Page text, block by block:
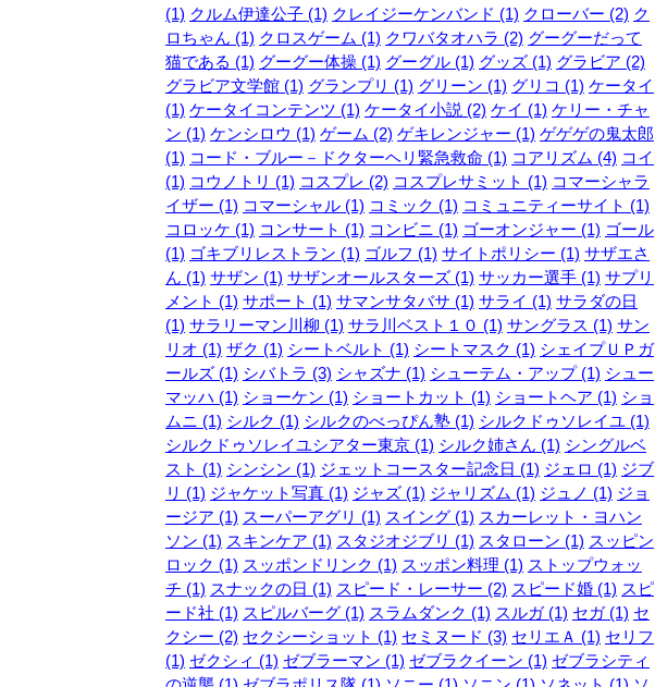
(1) クルム伊達公子 (1) クレイジーケンバンド (1) クローバー (2) ク
ロちゃん (1) クロスゲーム (1) クワバタオハラ (2) グーグーだって
猫である (1) グーグー体操 (1) グーグル (1) グッズ (1) グラビア (2)
グラビア文学館 (1) グランプリ (1) グリーン (1) グリコ (1) ケータイ
(1) ケータイコンテンツ (1) ケータイ小説 (2) ケイ (1) ケリー・チャ
ン (1) ケンシロウ (1) ゲーム (2) ゲキレンジャー (1) ゲゲゲの鬼太郎
(1) コード・ブルー－ドクターヘリ緊急救命 (1) コアリズム (4) コイ
(1) コウノトリ (1) コスプレ (2) コスプレサミット (1) コマーシャラ
イザー (1) コマーシャル (1) コミック (1) コミュニティーサイト (1)
コロッケ (1) コンサート (1) コンビニ (1) ゴーオンジャー (1) ゴール
(1) ゴキブリレストラン (1) ゴルフ (1) サイトポリシー (1) サザエさ
ん (1) サザン (1) サザンオールスターズ (1) サッカー選手 (1) サプリ
メント (1) サポート (1) サマンサタバサ (1) サライ (1) サラダの日
(1) サラリーマン川柳 (1) サラ川ベスト１０ (1) サングラス (1) サン
リオ (1) ザク (1) シートベルト (1) シートマスク (1) シェイプＵＰガ
ールズ (1) シバトラ (3) シャズナ (1) シューテム・アップ (1) シュー
マッハ (1) ショーケン (1) ショートカット (1) ショートヘア (1) ショ
ムニ (1) シルク (1) シルクのべっぴん塾 (1) シルクドゥソレイユ (1)
シルクドゥソレイユシアター東京 (1) シルク姉さん (1) シングルベ
スト (1) シンシン (1) ジェットコースター記念日 (1) ジェロ (1) ジブ
リ (1) ジャケット写真 (1) ジャズ (1) ジャリズム (1) ジュノ (1) ジョ
ージア (1) スーパーアグリ (1) スイング (1) スカーレット・ヨハン
ソン (1) スキンケア (1) スタジオジブリ (1) スタローン (1) スッピン
ロック (1) スッポンドリンク (1) スッポン料理 (1) ストップウォッ
チ (1) スナックの日 (1) スピード・レーサー (2) スピード婚 (1) スピ
ード社 (1) スピルバーグ (1) スラムダンク (1) スルガ (1) セガ (1) セ
クシー (2) セクシーショット (1) セミヌード (3) セリエＡ (1) セリフ
(1) ゼクシィ (1) ゼブラーマン (1) ゼブラクイーン (1) ゼブラシティ